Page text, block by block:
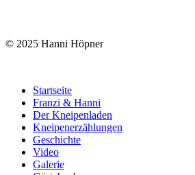
© 2025 Hanni Höpner
Startseite
Franzi & Hanni
Der Kneipenladen
Kneipenerzählungen
Geschichte
Video
Galerie